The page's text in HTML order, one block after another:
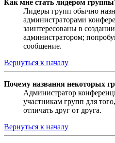
Как мне стать лидером
Лидеры групп обычно
администраторами
заинтересованы в
администратором;
сообщение.
Вернуться к началу
Почему названия некоторых
Администратор
участникам групп для
отличать друг от друга.
Вернуться к началу